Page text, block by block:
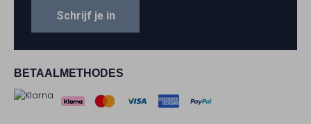
BETAALMETHODES
Schrijf je in